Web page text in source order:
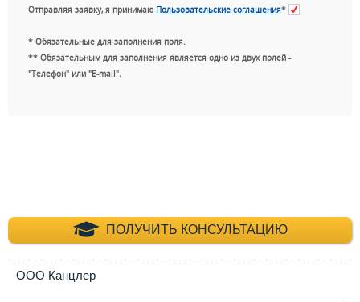
Отправляя заявку, я принимаю Пользовательские соглашения*
* Обязательные для заполнения поля.
** Обязательным для заполнения является одно из двух полей -
"Телефон" или "E-mail".
ПОЛУЧИТЬ КОНСУЛЬТАЦИЮ
+7 (495) 660-35-
ООО Канцлер